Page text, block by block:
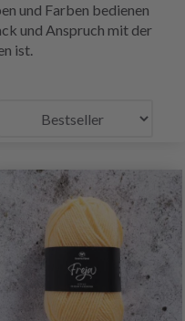
und Farben bedienen
und Anspruch mit der
ist.